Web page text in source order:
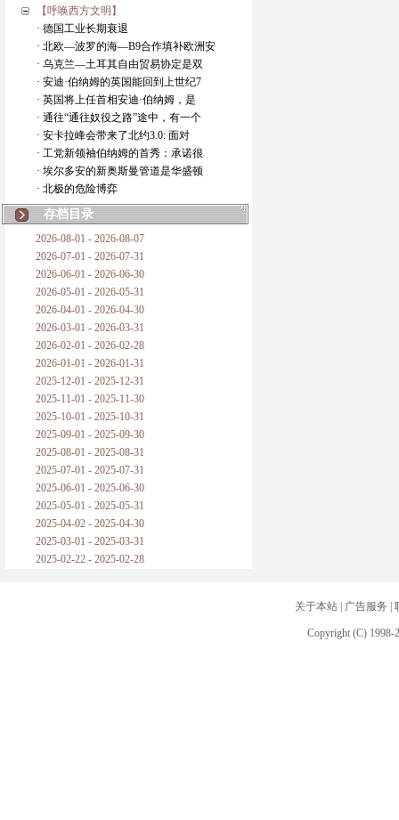
【呼唤西方文明】
· 德国工业长期衰退
· 北欧—波罗的海—B9合作填补欧洲安
· 乌克兰—土耳其自由贸易协定是双
· 安迪·伯纳姆的英国能回到上世纪7
· 英国将上任首相安迪·伯纳姆，是
· 通往“通往奴役之路”途中，有一个
· 安卡拉峰会带来了北约3.0: 面对
· 工党新领袖伯纳姆的首秀：承诺很
· 埃尔多安的新奥斯曼管道是华盛顿
· 北极的危险博弈
存档目录
2026-08-01 - 2026-08-07
2026-07-01 - 2026-07-31
2026-06-01 - 2026-06-30
2026-05-01 - 2026-05-31
2026-04-01 - 2026-04-30
2026-03-01 - 2026-03-31
2026-02-01 - 2026-02-28
2026-01-01 - 2026-01-31
2025-12-01 - 2025-12-31
2025-11-01 - 2025-11-30
2025-10-01 - 2025-10-31
2025-09-01 - 2025-09-30
2025-08-01 - 2025-08-31
2025-07-01 - 2025-07-31
2025-06-01 - 2025-06-30
2025-05-01 - 2025-05-31
2025-04-02 - 2025-04-30
2025-03-01 - 2025-03-31
2025-02-22 - 2025-02-28
关于本站| 广告服务
Copyright (C) 1998-